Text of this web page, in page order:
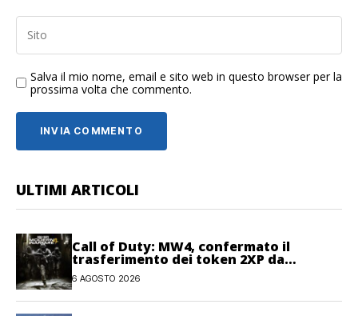
Salva il mio nome, email e sito web in questo browser per la
prossima volta che commento.
ULTIMI ARTICOLI
Call of Duty: MW4, confermato il
trasferimento dei token 2XP da
Warzone e Black Ops 7
6 AGOSTO 2026